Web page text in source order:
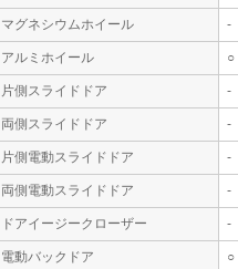
マグネシウムホイール -
アルミホイール ○
片側スライドドア -
両側スライドドア -
片側電動スライドドア -
両側電動スライドドア -
ドアイージークローザー -
電動バックドア ○